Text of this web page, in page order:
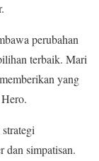
perubahan
terbaik. Mari
yang
dan simpatisan.